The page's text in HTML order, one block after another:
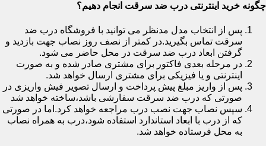
چگونه خرید اینترنتی درب ضد سرقت انجام دهیم؟
پس از انتخاب مدل مدنظر می توانید با فروشگاه درب ضد
سرقت تماس بگیرید.در کمتر از نصف روز نصاب جهت بازدید و
گرفتن ابعاد درب ضد سرقت در محل حاضر می شود.
در مرحله بعدی فاکتور برای مشتری صادر شده و به صورت
اینترنتی و یا فیزیکی برای مشتری ارسال خواهد شد.
پس از واریز مبلغ پیش پرداخت و ارسال تصویر فیش واریزی در
صورتی که درب ضد سرقت سفارشی باشد،ساخته خواهد شد
سپس نصاب جهت نصب درب مراجعه خواهد کرد.اما در صورتی
که از درب با ابعاد استاندارد استفاده شود،درب به همراه نصاب
به محل فرستاده خواهد شد.